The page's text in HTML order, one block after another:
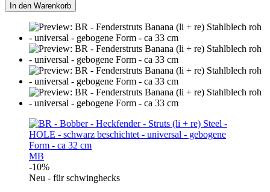
In den Warenkorb
MB
-10%
Neu - für schwinghecks